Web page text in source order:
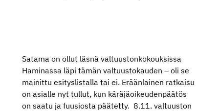
Satama on ollut läsnä valtuustonkokouksissa
Haminassa läpi tämän valtuustokauden – oli se
mainittu esityslistalla tai ei. Eräänlainen ratkaisu
on asialle nyt tullut, kun käräjäoikeudenpäätös
on saatu ja fuusiosta päätetty. 8.11. valtuuston